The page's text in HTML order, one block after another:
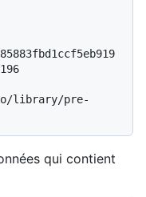
qui contient